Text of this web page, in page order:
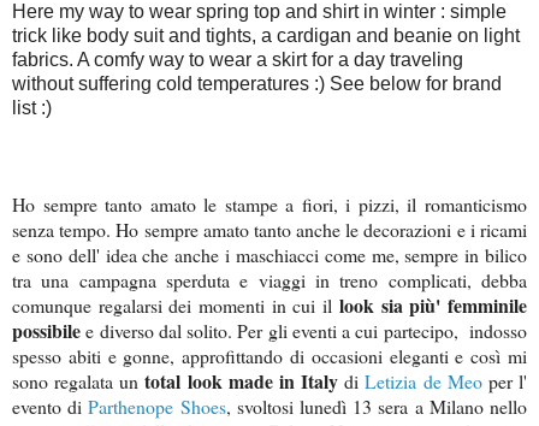
Here my way to wear spring top and shirt in winter : simple
trick like body suit and tights, a cardigan and beanie on light
fabrics. A comfy way to wear a skirt for a day traveling
without suffering cold temperatures :) See below for brand
list :)
Ho sempre tanto amato le stampe a fiori, i pizzi, il romanticismo
senza tempo. Ho sempre amato tanto anche le decorazioni e i ricami
e sono dell' idea che anche i maschiacci come me, sempre in bilico
tra una campagna sperduta e viaggi in treno complicati, debba
comunque regalarsi dei momenti in cui il look sia più' femminile
possibilee diverso dal solito. Per gli eventi a cui partecipo, indosso
spesso abiti e gonne, approfittando di occasioni eleganti e così mi
sono regalata un total look made in Italy diLetizia de Meo per l'
evento diParthenope Shoes, svoltosi lunedì 13 sera a Milano nello